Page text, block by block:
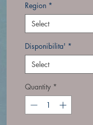
Region *
Select
Disponibilita' *
Select
Quantity *